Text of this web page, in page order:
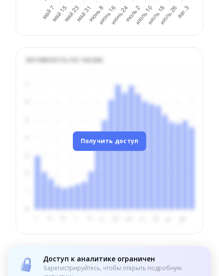
Активность по часам
Получить доступ
Доступ к аналитике ограничен
Зарегистрируйтесь, чтобы открыть подробную